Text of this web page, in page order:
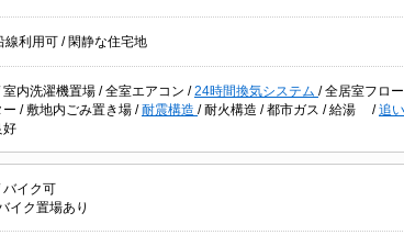
線利用可 / 閑静な住宅地
室内洗濯機置場 /全室エアコン /24時間換気システム /全居室フロ
ー /敷地内ごみ置き場 /耐震構造 /耐火構造 /都市ガス /給湯 /追
好
バイク可
イク置場あり